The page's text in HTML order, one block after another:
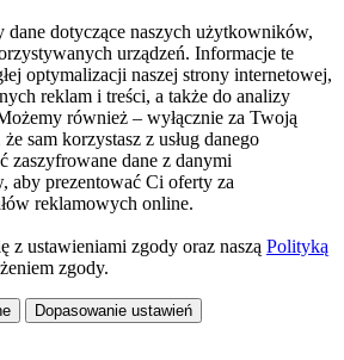
dotyczące naszych użytkowników,
urządzeń. Informacje te
optymalizacji naszej strony internetowej,
reklam i treści, a także do analizy
również – wyłącznie za Twoją
sam korzystasz z usług danego
zaszyfrowane dane z danymi
aby prezentować Ci oferty za
reklamowych online.
z ustawieniami zgody oraz naszą Polityką
zgody.
Dopasowanie ustawień